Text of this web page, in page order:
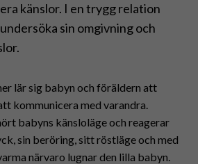
känslor. I en trygg relation
sin omgivning och
lär sig babyn och föräldern att
kommunicera med varandra.
babyns känsloläge och reagerar
sin beröring, sitt röstläge och med
närvaro lugnar den lilla babyn.